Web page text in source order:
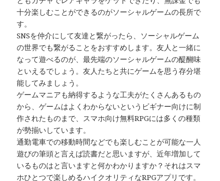
十分楽しむことができるのがソーシャルゲームの長所で
す。
SNSを仲介にして友達と繋がったら、ソーシャルゲーム
の世界でも繋がることをおすすめします。友人と一緒に
なって遊べるのが、最先端のソーシャルゲームの醍醐味
といえるでしょう。友人たちと共にゲームを思う存分堪
能してみましょう。
ゲームマニアも納得するような工夫がたくさんあるもの
から、ゲームはよくわからないというビギナー向けに制
作されたものまで、スマホ向け無料RPGには多くの種類
が勢揃いしています。
通勤電車での移動時間などでも楽しむことが可能な一人
遊びの筆頭と言えば読書だと思いますが、近年増加して
いるものはと言いますと何かわかりますか？それはスマ
ホひとつで楽しめるハイクオリティなRPGアプリです。